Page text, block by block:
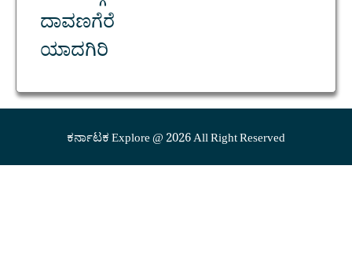
ದಾವಣಗೆರೆ
ಯಾದಗಿರಿ
ಕರ್ನಾಟಕ Explore @ 2026 All Right Reserved